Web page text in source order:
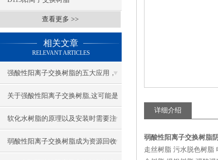
查看更多 >>
相关文章
RELEVANT ARTICLES
强酸性阳离子交换树脂的五大应用，
你知道吗？
关于强酸性阳离子交换树脂,这可能是
一篇刷新你认知的文章
软化水树脂的原理以及安装时需要注
意什么？
弱酸性阳离子交换树脂成为资源回收
详细介绍
弱酸性阳离子交换树脂
走丝树脂 污水脱色树脂